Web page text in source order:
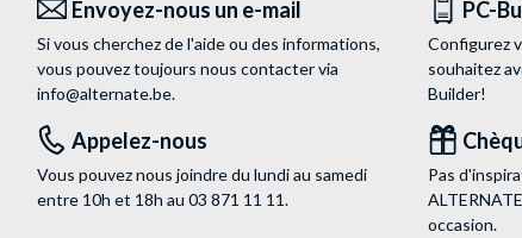
Envoyez-nous un e-mail
Si vous cherchez de l'aide ou des informations,
vous pouvez toujours nous contacter via
info@alternate.be.
PC-
Configurez
souhaitez
Builder!
Appelez-nous
Vous pouvez nous joindre du lundi au samedi
entre 10h et 18h au 03 871 11 11.
Pas
occasion.